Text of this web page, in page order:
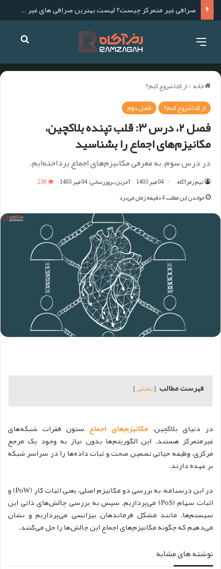
لیست بهترین صرافی های ارز دیجیتال خارجی برای ایرانی ها
خانه/از کجا شروع کنم؟
از کجا شروع کنم؟
فصل دوم
فصل ۲، درس ۳:‌ قلب تپنده بلاکچین،
مکانیزم‌های اجماع را بشناسید
در درس سوم، به معرفی مکانیزم‌های اجماع پرداخته‌ایم.
تیم رمزآگاه 04 مهر 1403 آخرین بروزرسانی: 04 مهر 1403
230
خواندن این مطلب 4 دقیقه زمان می‌برد
فهرست مطالب نمایش
در دنیای بلاکچین،مکانیزم‌های اجماعستون فقرات شبکه‌های
غیرمتمرکز هستند. این الگوریتم‌ها بدون نیاز به وجود یک مرجع
مرکزی، وظیفه حیاتی تضمین صحت و ثبات داده‌ها را در سراسر شبکه
بر عهده دارند.
در این درسنامه، به بررسی دو مکانیزم‌ اصلی، یعنی اثبات کار (PoW) و
اثبات سهام (PoS) می‌پردازیم. سپس به بررسی چالش‌های ذاتی این
سیستم‌ها، مانند مشکل فرماندهان بیزانسی می‌پردازیم و نشان
می‌دهیم که چگونه مکانیزم‌های اجماع این چالش‌ها را حل می‌کنند.
نوشته های مشابه